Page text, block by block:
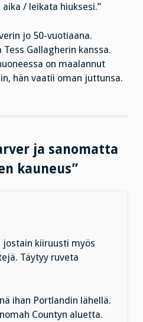
/ leikata hiuksesi.”
jo 50-vuotiaana.
Gallagherin kanssa.
on maalannut
hän vaatii oman juttunsa.
ja sanomatta
kauneus”
kiiruusti myös
Täytyy ruveta
ihan Portlandin lähellä.
Countyn aluetta.